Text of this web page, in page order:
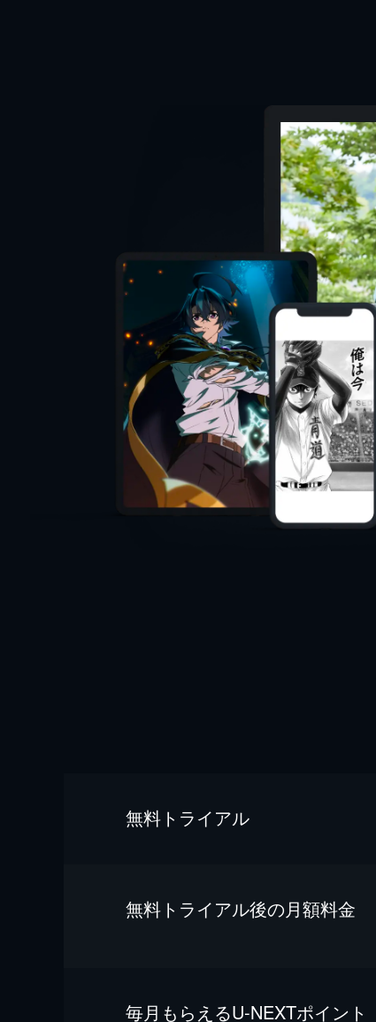
無料トライアル
無料トライアル後の⽉額料金
毎⽉もらえるU-NEXTポイント